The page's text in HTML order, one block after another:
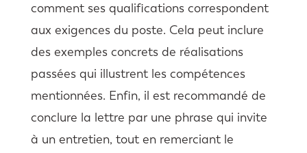
comment ses qualifications correspondent
aux exigences du poste. Cela peut inclure
des exemples concrets de réalisations
passées qui illustrent les compétences
mentionnées. Enfin, il est recommandé de
conclure la lettre par une phrase qui invite
à un entretien, tout en remerciant le